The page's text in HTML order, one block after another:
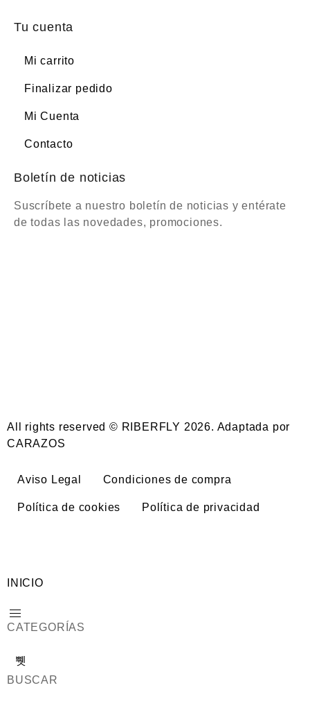
Tu cuenta
Mi carrito
Finalizar pedido
Mi Cuenta
Contacto
Boletín de noticias
Suscríbete a nuestro boletín de noticias y entérate
de todas las novedades, promociones.
All rights reserved © RIBERFLY 2026. Adaptada por
CARAZOS
Aviso Legal Condiciones de compra
Política de cookies Política de privacidad
INICIO
CATEGORÍAS
BUSCAR